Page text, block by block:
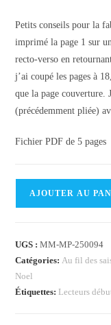
Petits conseils pour la
imprimé la page 1 sur
recto-verso en
j’ai coupé les pages à
que la page couverture.
(précédemment pliée)
Fichier PDF de 5 pages
flocon
-
AJOUTER AU
UGS :MM-MP-250094
Catégories: Au fil des
Noel
Étiquettes: Lecteurs